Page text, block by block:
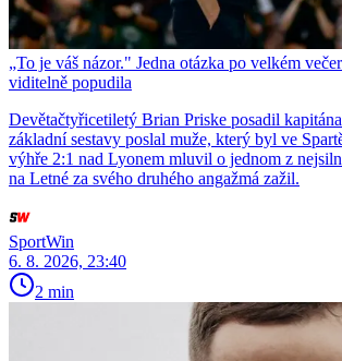
„To je váš názor." Jedna otázka po velkém
viditelně popudila
Devětačtyřicetiletý Brian Priske posadil
základní sestavy poslal muže, který byl ve
výhře 2:1 nad Lyonem mluvil o jednom z
na Letné za svého druhého angažmá zažil.
SportWin
6. 8. 2026, 23:40
2 min